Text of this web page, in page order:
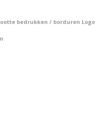
bedrukken / borduren Logo